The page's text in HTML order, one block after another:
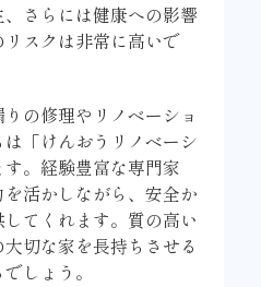
さらには健康への影響
スクは非常に高いで
の修理やリノベーショ
「けんおうリノベーシ
。経験豊富な専門家
活かしながら、安全か
てくれます。質の高い
切な家を長持ちさせる
しょう。